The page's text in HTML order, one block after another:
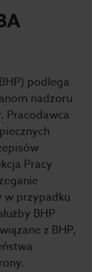
podlega
nadzoru
Pracodawca
Pracy
w przypadku
BHP
z BHP,